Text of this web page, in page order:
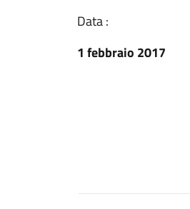
Data :
1 febbraio 2017